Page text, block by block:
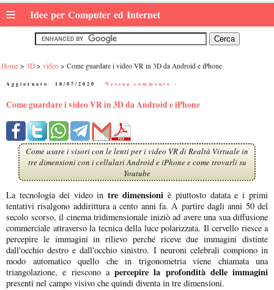
≡ Idee per Computer ed Internet
Home 3D video Come guardare i video VR in 3D da Android e iPhone
Aggiornato: 18/07/2020 Nessun commento :
Come guardare i video VR in 3D da Android e iPhone
Come usare i visori con le lenti per i video VR di Realtà Virtuale in
tre dimensioni con i cellulari Android e iPhone e come trovarli su
Youtube
La tecnologia dei video in tre dimensioni è piuttosto datata e i primi
tentativi risalgono addirittura a cento anni fa. A partire dagli anni 50 del
secolo scorso, il cinema tridimensionale iniziò ad avere una sua diffusione
commerciale attraverso la tecnica della luce polarizzata. Il cervello riesce a
percepire le immagini in rilievo perché riceve due immagini distinte
dall'occhio destro e dall'occhio sinistro. I neuroni celebrali compiono in
modo automatico quello che in trigonometria viene chiamata una
triangolazione, e riescono a percepire la profondità delle immagini
presenti nel campo visivo che quindi diventa in tre dimensioni.